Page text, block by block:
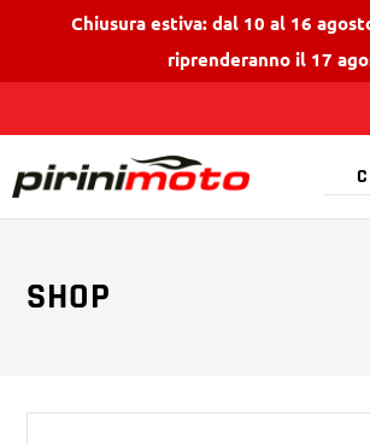
Chiusura estiva: dal 10 al 16
riprenderanno il 17
SHOP